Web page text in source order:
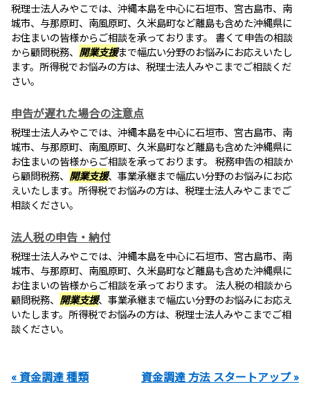
税理士法人みやこでは、沖縄本島を中心に石垣市、宮古島市、南
城市、与那原町、南風原町、久米島町など離島も含めた沖縄県に
お住まいの皆様からご相談を承っております。 書くて申告の相談
から顧問税務、 開業支援まで幅広い分野のお悩みにお応えいたし
ます。所得税でお悩みの方は、税理士法人みやこまでご相談くだ
さい。
申告が遅れた場合の注意点
税理士法人みやこでは、沖縄本島を中心に石垣市、宮古島市、南
城市、与那原町、南風原町、久米島町など離島も含めた沖縄県に
お住まいの皆様からご相談を承っております。 税務申告の相談か
ら顧問税務、 開業支援、事業承継まで幅広い分野のお悩みにお応
えいたします。所得税でお悩みの方は、税理士法人みやこまでご
相談ください。
法人税の申告・納付
税理士法人みやこでは、沖縄本島を中心に石垣市、宮古島市、南
城市、与那原町、南風原町、久米島町など離島も含めた沖縄県に
お住まいの皆様からご相談を承っております。 法人税の相談から
顧問税務、 開業支援、事業承継まで幅広い分野のお悩みにお応え
いたします。所得税でお悩みの方は、税理士法人みやこまでご相
談ください。
« 資金調達 種類 資金調達 方法 スタートアップ »